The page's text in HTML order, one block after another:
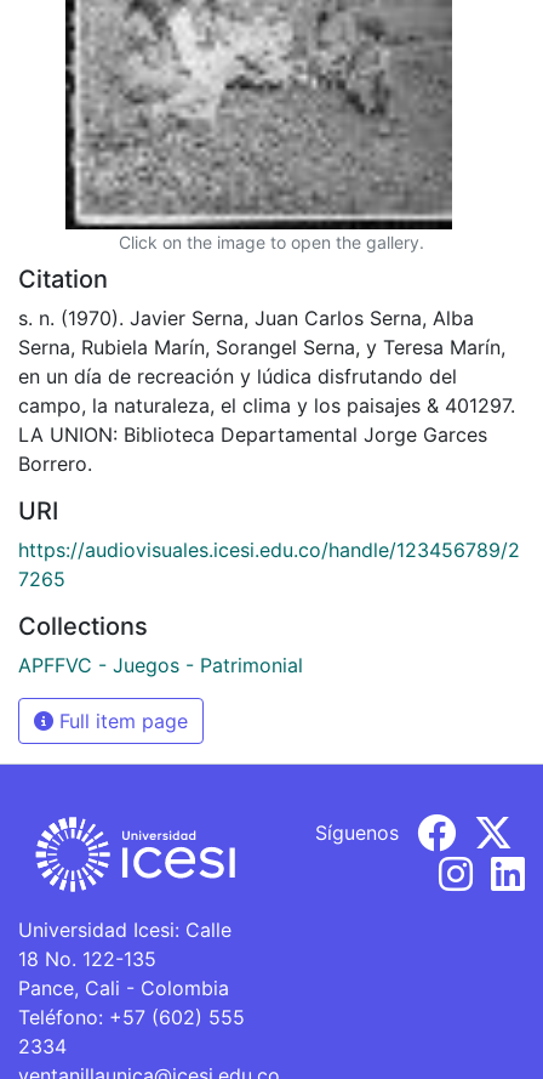
Click on the image to open the gallery.
Citation
s. n. (1970). Javier Serna, Juan Carlos Serna, Alba
Serna, Rubiela Marín, Sorangel Serna, y Teresa Marín,
en un día de recreación y lúdica disfrutando del
campo, la naturaleza, el clima y los paisajes & 401297.
LA UNION: Biblioteca Departamental Jorge Garces
Borrero.
URI
https://audiovisuales.icesi.edu.co/handle/123456789/2
7265
Collections
APFFVC - Juegos - Patrimonial
Full item page
Universidad Icesi: Calle
18 No. 122-135
Pance, Cali - Colombia
Teléfono: +57 (602) 555
2334
Síguenos